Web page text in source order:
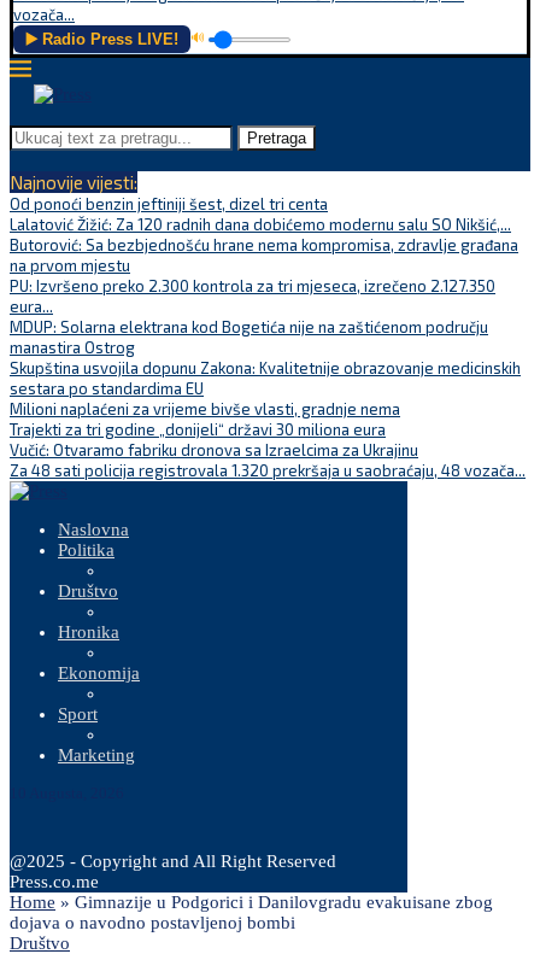
vozača...
▶️ Radio Press LIVE! 🔊
Pretraga
Najnovije vijesti:
Od ponoći benzin jeftiniji šest, dizel tri centa
Lalatović Žižić: Za 120 radnih dana dobićemo modernu salu SO Nikšić,...
Butorović: Sa bezbjednošću hrane nema kompromisa, zdravlje građana
na prvom mjestu
PU: Izvršeno preko 2.300 kontrola za tri mjeseca, izrečeno 2.127.350
eura...
MDUP: Solarna elektrana kod Bogetića nije na zaštićenom području
manastira Ostrog
Skupština usvojila dopunu Zakona: Kvalitetnije obrazovanje medicinskih
sestara po standardima EU
Milioni naplaćeni za vrijeme bivše vlasti, gradnje nema
Trajekti za tri godine „donijeli“ državi 30 miliona eura
Vučić: Otvaramo fabriku dronova sa Izraelcima za Ukrajinu
Za 48 sati policija registrovala 1.320 prekršaja u saobraćaju, 48 vozača...
Naslovna
Politika
Društvo
Hronika
Ekonomija
Sport
Marketing
@2025 - Copyright and All Right Reserved
Press.co.me
Home » Gimnazije u Podgorici i Danilovgradu evakuisane zbog
dojava o navodno postavljenoj bombi
Društvo